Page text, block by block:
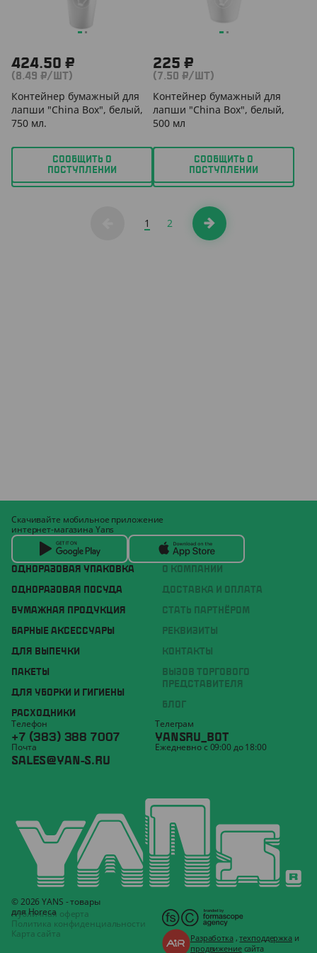
424.50 ₽
(8.49 ₽/ШТ)
Контейнер бумажный для
лапши "China Box", белый,
750 мл.
СООБЩИТЬ О
ПОСТУПЛЕНИИ
225 ₽
(7.50 ₽/ШТ)
Контейнер бумажный для
лапши "China Box", белый,
500 мл
СООБЩИТЬ О
ПОСТУПЛЕНИИ
1 2
ОДНОРАЗОВАЯ УПАКОВКА
ОДНОРАЗОВАЯ ПОСУДА
БУМАЖНАЯ ПРОДУКЦИЯ
БАРНЫЕ АКСЕССУАРЫ
ДЛЯ ВЫПЕЧКИ
ПАКЕТЫ
ДЛЯ УБОРКИ И ГИГИЕНЫ
РАСХОДНИКИ
О КОМПАНИИ
ДОСТАВКА И ОПЛАТА
СТАТЬ ПАРТНЁРОМ
РЕКВИЗИТЫ
КОНТАКТЫ
ВЫЗОВ ТОРГОВОГО
ПРЕДСТАВИТЕЛЯ
БЛОГ
Скачивайте мобильное приложение
интернет-магазина Yans
Телефон
+7 (383) 388 7007
Телеграм
YANSRU_BOT
Почта
SALES@YAN-S.RU
Ежедневно с 09:00 до 18:00
© 2026 YANS - товары
для Horeca
Публичная оферта
Политика конфиденциальности
Карта сайта
Разработка,техподдержка и
продвижениесайта